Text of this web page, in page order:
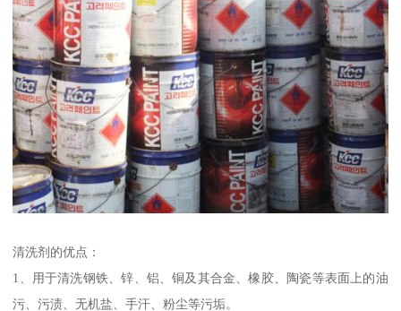
清洗剂的优点：
1、用于清洗钢铁、锌、铝、铜及其合金、橡胶、陶瓷等表面上的油
污、污渍、无机盐、手汗、粉尘等污垢。